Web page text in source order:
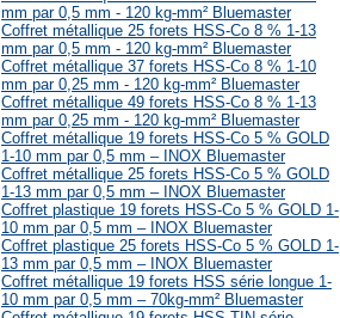
mm par 0,5 mm - 120 kg-mm² Bluemaster
Coffret métallique 25 forets HSS-Co 8 % 1-13
mm par 0,5 mm - 120 kg-mm² Bluemaster
Coffret métallique 37 forets HSS-Co 8 % 1-10
mm par 0,25 mm - 120 kg-mm² Bluemaster
Coffret métallique 49 forets HSS-Co 8 % 1-13
mm par 0,25 mm - 120 kg-mm² Bluemaster
Coffret métallique 19 forets HSS-Co 5 % GOLD
1-10 mm par 0,5 mm – INOX Bluemaster
Coffret métallique 25 forets HSS-Co 5 % GOLD
1-13 mm par 0,5 mm – INOX Bluemaster
Coffret plastique 19 forets HSS-Co 5 % GOLD 1-
10 mm par 0,5 mm – INOX Bluemaster
Coffret plastique 25 forets HSS-Co 5 % GOLD 1-
13 mm par 0,5 mm – INOX Bluemaster
Coffret métallique 19 forets HSS série longue 1-
10 mm par 0,5 mm – 70kg-mm² Bluemaster